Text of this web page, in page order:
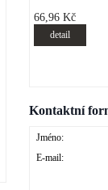
66,96 Kč
detail
Kontaktní
Jméno:
E-mail: